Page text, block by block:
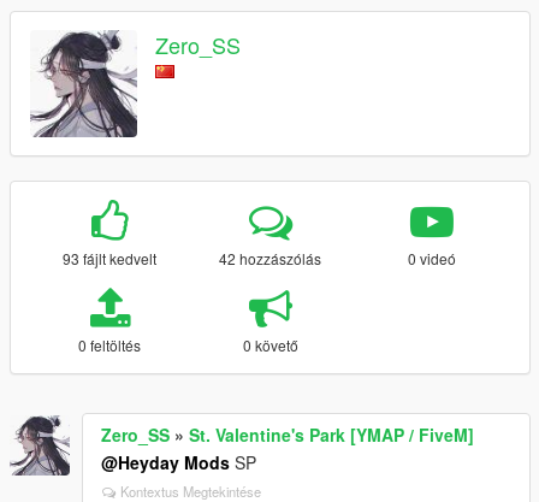
Zero_SS
93 fájlt kedvelt 42 hozzászólás 0 videó
0 feltöltés 0 követő
Zero_SS » St. Valentine's Park [YMAP / FiveM]
@Heyday Mods SP
Kontextus Megtekintése